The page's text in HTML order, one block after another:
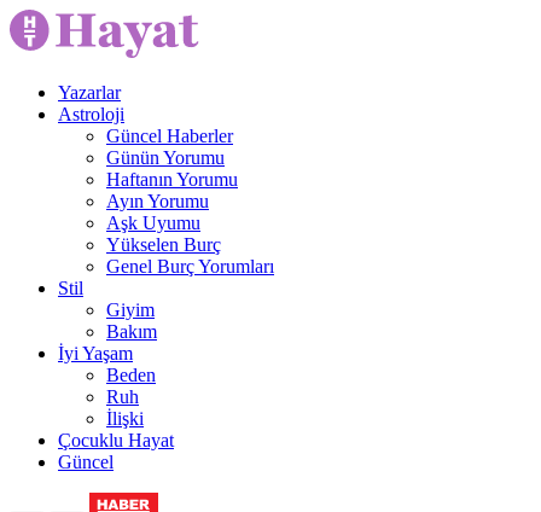
Yazarlar
Astroloji
Güncel Haberler
Günün Yorumu
Haftanın Yorumu
Ayın Yorumu
Aşk Uyumu
Yükselen Burç
Genel Burç Yorumları
Stil
Giyim
Bakım
İyi Yaşam
Beden
Ruh
İlişki
Çocuklu Hayat
Güncel